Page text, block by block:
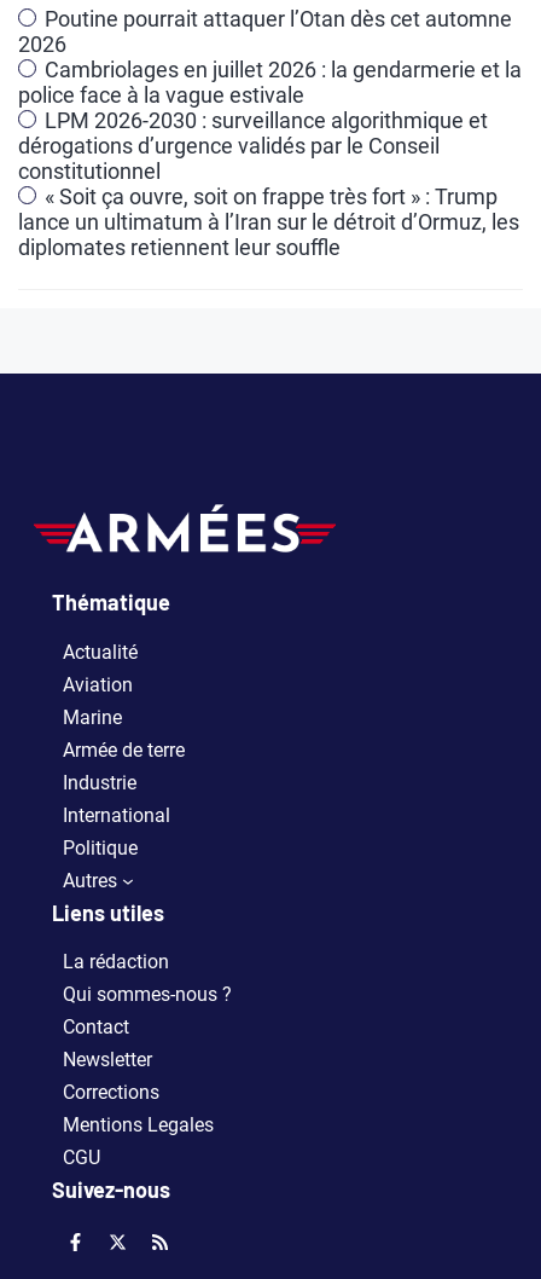
a
t
i
v
e
:
Poutine pourrait attaquer l’Otan dès cet automne
2026
Cambriolages en juillet 2026 : la gendarmerie et la
police face à la vague estivale
LPM 2026-2030 : surveillance algorithmique et
dérogations d’urgence validés par le Conseil
constitutionnel
« Soit ça ouvre, soit on frappe très fort » : Trump
lance un ultimatum à l’Iran sur le détroit d’Ormuz, les
diplomates retiennent leur souffle
Thématique
Actualité
Aviation
Marine
Armée de terre
Industrie
International
Politique
Autres
Liens utiles
La rédaction
Qui sommes-nous ?
Contact
Newsletter
Corrections
Mentions Legales
CGU
Suivez-nous